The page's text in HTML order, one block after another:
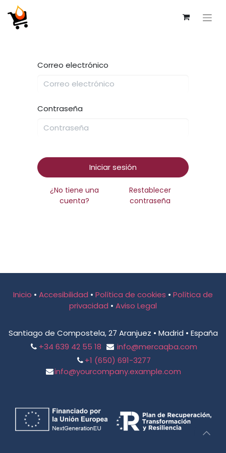
Correo electrónico
Contraseña
Iniciar sesión
¿No tiene una
cuenta?
Restablecer
contraseña
Inicio • Accesibilidad • Política de cookies • Política de
privacidad • Aviso Legal
Santiago de Compostela, 27 Aranjuez • Madrid • España
+34 639 42 55 18
info@mercaqba.com
+1 (650) 691-3277
info@yourcompany.example.com